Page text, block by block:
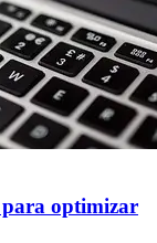
para optimizar